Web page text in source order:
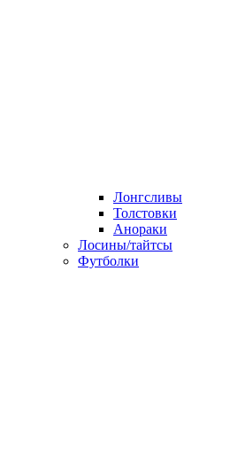
Лонгсливы
Толстовки
Анораки
Лосины/тайтсы
Футболки